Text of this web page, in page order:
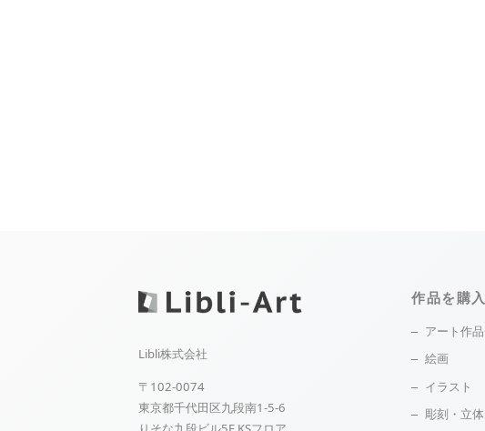
Libli株式会社
〒102-0074
東京都千代田区九段南1-5-6
作品を購
アート作
絵画
イラスト
彫刻・立体